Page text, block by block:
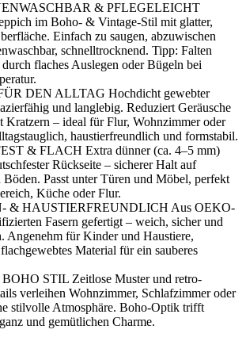
& PFLEGELEICHT
im Boho- & Vintage-Stil mit glatter,
Einfach zu saugen, abzuwischen
schnelltrocknend. Tipp: Falten
flaches Auslegen oder Bügeln bei
DEN ALLTAG Hochdicht gewebter
und langlebig. Reduziert Geräusche
Kratzern – ideal für Flur, Wohnzimmer oder
haustierfreundlich und formstabil.
& FLACH Extra dünner (ca. 4–5 mm)
Rückseite – sicherer Halt auf
Böden. Passt unter Türen und Möbel, perfekt
Küche oder Flur.
& HAUSTIERFREUNDLICH Aus OEKO-
Fasern gefertigt – weich, sicher und
Angenehm für Kinder und Haustiere,
Material für ein sauberes
STIL Zeitlose Muster und retro-
verleihen Wohnzimmer, Schlafzimmer oder
stilvolle Atmosphäre. Boho-Optik trifft
und gemütlichen Charme.